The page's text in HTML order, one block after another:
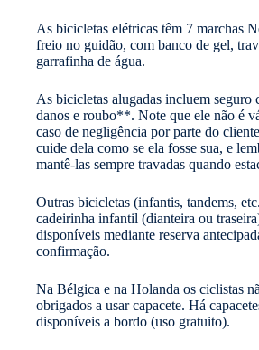
As bicicletas elétricas têm 7 marchas
freio no guidão, com banco de gel,
garrafinha de água.
As bicicletas alugadas incluem seguro
danos e roubo**. Note que ele não é
caso de negligência por parte do
cuide dela como se ela fosse sua, e
mantê-las sempre travadas quando
Outras bicicletas (infantis, tandems,
cadeirinha infantil (dianteira ou
disponíveis mediante reserva
confirmação.
Na Bélgica e na Holanda os ciclistas
obrigados a usar capacete. Há
disponíveis a bordo (uso gratuito).